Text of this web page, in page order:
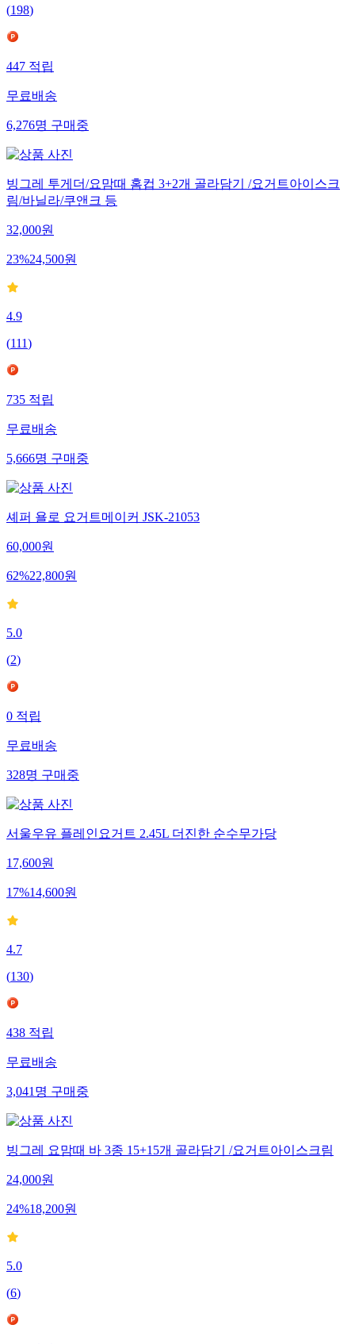
(198)
447적립
무료배송
6,276명구매중
빙그레 투게더/요맘때 홈컵 3+2개 골라담기 /요거트아이스크
림/바닐라/쿠앤크 등
32,000원
23%24,500원
4.9
(111)
735적립
무료배송
5,666명구매중
셰퍼 욜로 요거트메이커 JSK-21053
60,000원
62%22,800원
5.0
(2)
0적립
무료배송
328명구매중
서울우유 플레인요거트 2.45L 더진한 순수무가당
17,600원
17%14,600원
4.7
(130)
438적립
무료배송
3,041명구매중
빙그레 요맘때 바 3종 15+15개 골라담기 /요거트아이스크림
24,000원
24%18,200원
5.0
(6)